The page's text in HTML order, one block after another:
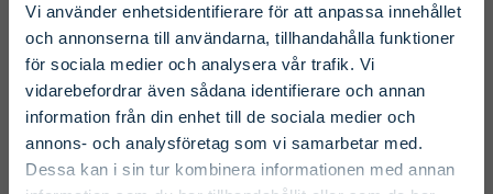
Vi använder enhetsidentifierare för att anpassa innehållet
och annonserna till användarna, tillhandahålla funktioner
för sociala medier och analysera vår trafik. Vi
vidarebefordrar även sådana identifierare och annan
information från din enhet till de sociala medier och
annons- och analysföretag som vi samarbetar med.
Dessa kan i sin tur kombinera informationen med annan
To ensure we serve you with the most
relevant information please select your
language, country and investor type.
Select country